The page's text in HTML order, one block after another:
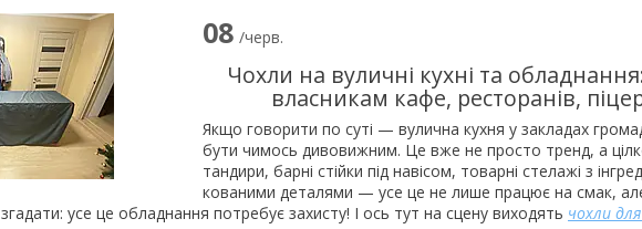
08 /черв.
Чохли на вуличні кухні та
власникам кафе, ресторанів,
Якщо говорити по суті — вулична кухня у закладах
бути чимось дивовижним. Це вже не просто тренд, а
тандири, барні стійки під навісом, товарні стелажі з
кованими деталями — усе це не лише працює на смак, але
усе це обладнання потребує захисту! І ось тут на сцену виходять чохли